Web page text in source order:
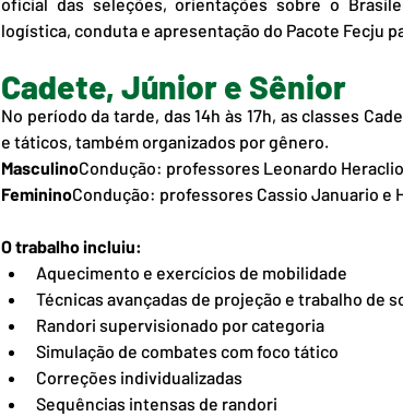
logística, conduta e apresentação do Pacote Fecju
Cadete, Júnior e Sênior
No período da tarde, das 14h às 17h, as classes
e táticos, também organizados por gênero.
MasculinoCondução: professores Leonardo
FemininoCondução: professores Cassio Januario e
O trabalho incluiu:
Aquecimento e exercícios de mobilidade
Técnicas avançadas de projeção e trabalho de
Randori supervisionado por categoria
Simulação de combates com foco tático
Correções individualizadas
Sequências intensas de randori